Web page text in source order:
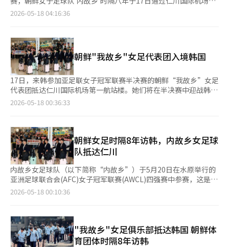
中由崔金玉和金京英进球，并透露决赛将于23日举行。 然而，中
央通讯社并未报道由南方民间团体组织的南北共同应援团的加油等
队”，比赛地点也仅写为“韩国”。 朝鲜居民所阅读的《劳动新
闻》在第三版上完整刊登了中央通讯社的报道，并配以内乡队员在
雨中欢呼和比赛中的照片。※ 本报道经人工智能（AI）系统翻译与
编辑。
境。 根据联合新闻社报道，内故乡队于当天14时20分乘坐中国国
球员未能入境。 他们经过南北交流合作法的入境审查，朝鲜居民
使用'南方访问证明'确认身份，而他们出示的北方护照仅作为参考
资料。 当天，仁川地区的失散居民援助会、仁川咸北道民会等失
散居民团体和市民团体聚集在机场，举着“欢迎内故乡女子足球
队”的横幅，准备迎接。约有100名记者和欢迎人群聚集，为了维
护安全，派出了50多名警力。 然而，身穿深色西装的内故乡队员
和工作人员对欢迎致辞和记者提问均未作回应，面无表情地迅速移
动。在不到1分钟的时间内，他们便未与欢迎团体目光接触，迅速
送下，于16时06分抵达位于京畿道水原的一家酒店。移动过程
中，车辆窗户被深色贴膜遮挡，内部无法看见，酒店周围设置了警
戒线，外部接触被严格控制。 酒店前，一些市民团体举着“支持
内故乡足球队的宣传”的横幅进行欢迎，但球队对此并未表现出关
注，直接通过大堂前往客房。入住手续也未单独进行，而是按照控
制的路线进行移动。 随后，球队立即前往附近的户外场地进行非
公开训练。训练场地安装了约2米50厘米高的遮挡物，完全阻挡外
部视线，警方在周围巡逻以维护安全。部分球员在训练中似乎稍微
强淘汰赛。同日，墨尔本城FC（澳大利亚）与东京维尔迪（日
本）先行对阵，随后在19时，内故乡将与水原FC女子队进行南北
俱乐部的对决。决赛将于23日在同一地点举行。 冠军奖金为100万
美元（约合1亿4700万元人民币），亚军为50万美元。内故乡被视
2026-05-18 04:16:36
朝鲜"我故乡"女足代表团入境韩国
17日，来韩参加亚足联女子冠军联赛半决赛的朝鲜“我故乡”女足
代表团抵达仁川国际机场第一航站楼。她们将在半决赛中迎战韩国
水原FC女足队，这是朝鲜体育团体时隔8年再次入境韩国参加比
2026-05-18 00:36:33
朝鲜女足时隔8年访韩，内故乡女足球
队抵达仁川
内故乡女足球队（以下简称“内故乡”）于5月20日在水原举行的
亚洲足球联合会(AFC)女子冠军联赛(AWCL)四强赛中参赛，这是朝
鲜体育代表团时隔8年再次访问韩国。 内故乡于17日下午2时20分
事而访韩，距离2018年12月在仁川举行的国际乒乓球联合会
(ITTF)世界巡回赛总决赛已有8年，而朝鲜女足球队上次访韩则是
在2014年仁川亚运会，时隔12年。 内故乡女足球队将于20日在水
2026-05-18 00:10:36
"我故乡"女足俱乐部抵达韩国 朝鲜体
育团体时隔8年访韩